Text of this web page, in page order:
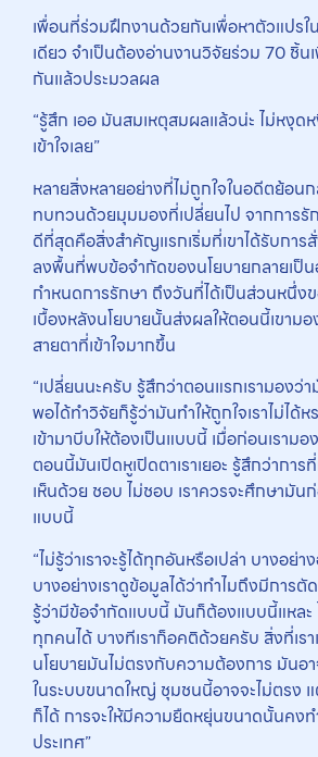
เพื่อนที่ร่วมฝึกงานด้วยกันเพื่อหาตัวแปรใ
เดียว จำเป็นต้องอ่านงานวิจัยร่วม 70 ชิ้น
กันแล้วประมวลผล
“รู้สึก เออ มันสมเหตุสมผลแล้วน่ะ ไม่หงุ
เข้าใจเลย”
หลายสิ่งหลายอย่างที่ไม่ถูกใจในอดีตย้อนก
ทบทวนด้วยมุมมองที่เปลี่ยนไป จากการรั
ดีที่สุดคือสิ่งสำคัญแรกเริ่มที่เขาได้รับการ
ลงพื้นที่พบข้อจำกัดของนโยบายกลายเป็
กำหนดการรักษา ถึงวันที่ได้เป็นส่วนหนึ่ง
เบื้องหลังนโยบายนั้นส่งผลให้ตอนนี้เขาม
สายตาที่เข้าใจมากขึ้น
“เปลี่ยนนะครับ รู้สึกว่าตอนแรกเรามองว่า
พอได้ทำวิจัยก็รู้ว่ามันทำให้ถูกใจเราไม่ได้
เข้ามาบีบให้ต้องเป็นแบบนี้ เมื่อก่อนเราม
ตอนนี้มันเปิดหูเปิดตาเราเยอะ รู้สึกว่าการที่
เห็นด้วย ชอบ ไม่ชอบ เราควรจะศึกษามัน
แบบนี้
“ไม่รู้ว่าเราจะรู้ได้ทุกอันหรือเปล่า บางอย่า
บางอย่างเราดูข้อมูลได้ว่าทำไมถึงมีการ
รู้ว่ามีข้อจำกัดแบบนี้ มันก็ต้องแบบนี้แหละ
ทุกคนได้ บางทีเราก็อคติด้วยครับ สิ่งที่เร
นโยบายมันไม่ตรงกับความต้องการ มันอา
ในระบบขนาดใหญ่ ชุมชนนี้อาจจะไม่ตรง
ก็ได้ การจะให้มีความยืดหยุ่นขนาดนั้นคงท
ประเทศ”